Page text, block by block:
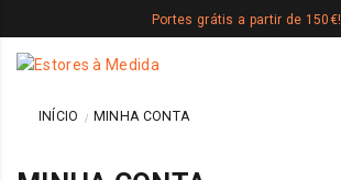
Portes grátis a partir de 150€!
INÍCIO MINHA CONTA